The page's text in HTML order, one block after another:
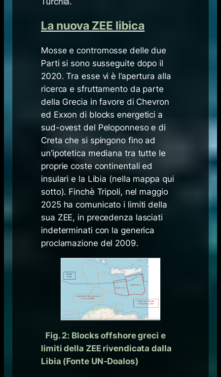
La nuova ZEE libica
Mosse e contromosse delle due
Parti si sono susseguite dopo il
2020. Tra esse vi è l’apertura alla
ricerca e sfruttamento da parte
della Grecia in favore di Chevron
ed Exxon di blocks energetici a
sud-ovest del Peloponneso e di
Creta che si spingono fino ad
un’ipotetica mediana tra tutte le
proprie coste continentali ed
insulari e la Libia (nella mappa qui
sotto). Finchè Tripoli, nel maggio
2025 ha comunicato i limiti della
sua ZEE, in precedenza lasciati
indeterminati con la generica
proclamazione del 2009.
Fig. 2: Blocks offshore greci e
limiti della ZEE rivendicata dalla
Libia (Fonte UN-Doalos)